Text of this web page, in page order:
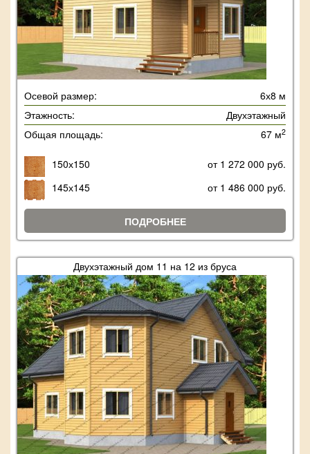
Осевой размер:
6х8 м
Этажность:
Двухэтажный
Общая площадь:
67 м2
150х150
от 1 272 000 руб.
145х145
от 1 486 000 руб.
ПОДРОБНЕЕ
Двухэтажный дом 11 на 12 из бруса